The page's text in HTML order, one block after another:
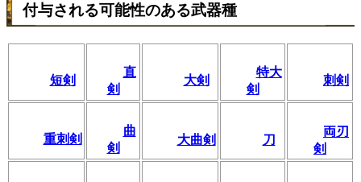
付与される可能性のある武器種
短剣
直
剣
大剣
特大
剣
刺剣
重刺剣
曲
剣
大曲剣 刀
両刃
剣